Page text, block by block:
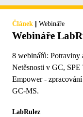
Článek | Webináře
Webináře
8 webinářů: Potraviny
Netěsnosti v GC,
Empower -
GC-MS.
LabRulez